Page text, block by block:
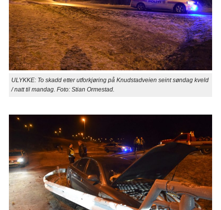
ULYKKE: To skadd etter utforkjøring på Knudstadveien seint søndag kveld
/ natt til mandag. Foto: Stian Ormestad.